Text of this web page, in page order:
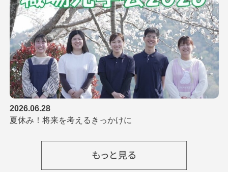
2026.06.28
夏休み！将来を考えるきっかけに